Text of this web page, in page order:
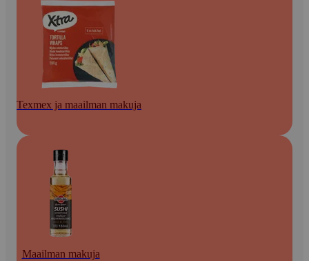
Texmex ja maailman makuja
Maailman makuja